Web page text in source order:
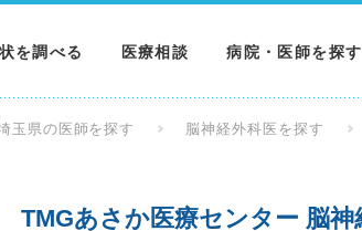
を調べる
る
医療相談 病院・医師を探す
玉県の医師を探す 脳神経外科医を探す
TMGあさか医療センター 脳